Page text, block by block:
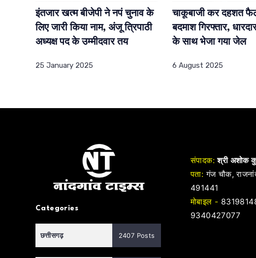
इंतजार खत्म बीजेपी ने नपं चुनाव के
लिए जारी किया नाम, अंजू त्रिपाठी
अध्यक्ष पद के उम्मीदवार तय
25 January 2025
चाकूबाजी कर दहशत
बदमाश गिरफ्तार,
के साथ भेजा गया जेल
6 August 2025
Categories
छत्तीसगढ़ 2407 Posts
संपादक: श्री अशोक
पता: गंज चौक,
491441
मोबाइल -
9340427077